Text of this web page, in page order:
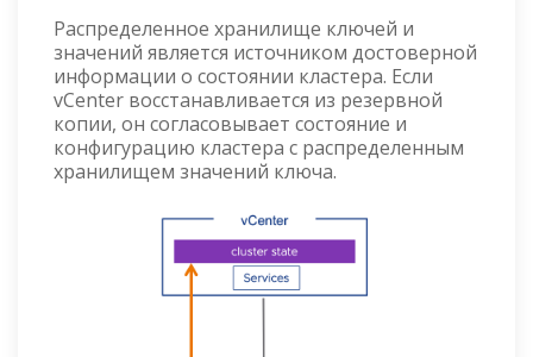
Распределенное хранилище ключей и
значений является источником достоверной
информации о состоянии кластера. Если
vCenter восстанавливается из резервной
копии, он согласовывает состояние и
конфигурацию кластера с распределенным
хранилищем значений ключа.